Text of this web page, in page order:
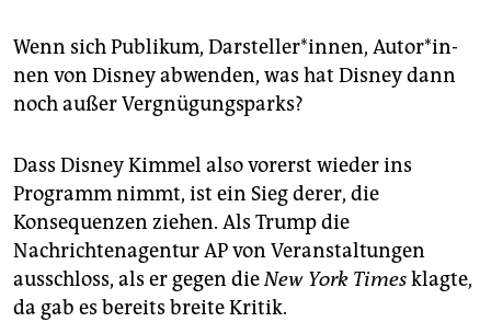
Wenn sich Publikum, Dar­stel­ler*in­nen, Au­to­r*in­
nen von Disney abwenden, was hat Disney dann
noch außer Vergnügungsparks?
Dass Disney Kimmel also vorerst wieder ins
Programm nimmt, ist ein Sieg derer, die
Konsequenzen ziehen. Als Trump die
Nachrichtenagentur AP von Veranstaltungen
ausschloss, als er gegen dieNew York Timesklagte,
da gab es bereits breite Kritik.